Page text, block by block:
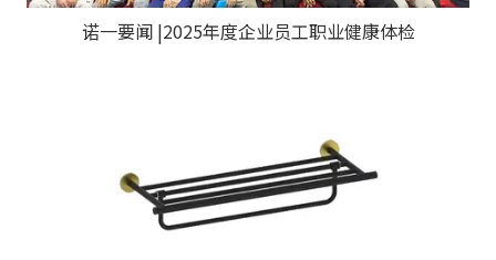
诺一要闻 |2025年度企业员工职业健康体检